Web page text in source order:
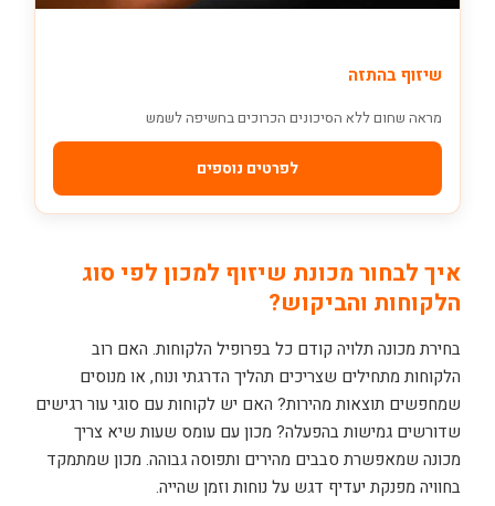
שיזוף בהתזה
מראה שחום ללא הסיכונים הכרוכים בחשיפה לשמש
לפרטים נוספים
איך לבחור מכונת שיזוף למכון לפי סוג
הלקוחות והביקוש?
בחירת מכונה תלויה קודם כל בפרופיל הלקוחות. האם רוב
הלקוחות מתחילים שצריכים תהליך הדרגתי ונוח, או מנוסים
שמחפשים תוצאות מהירות? האם יש לקוחות עם סוגי עור רגישים
שדורשים גמישות בהפעלה? מכון עם עומס שעות שיא צריך
מכונה שמאפשרת סבבים מהירים ותפוסה גבוהה. מכון שמתמקד
בחוויה מפנקת יעדיף דגש על נוחות וזמן שהייה.